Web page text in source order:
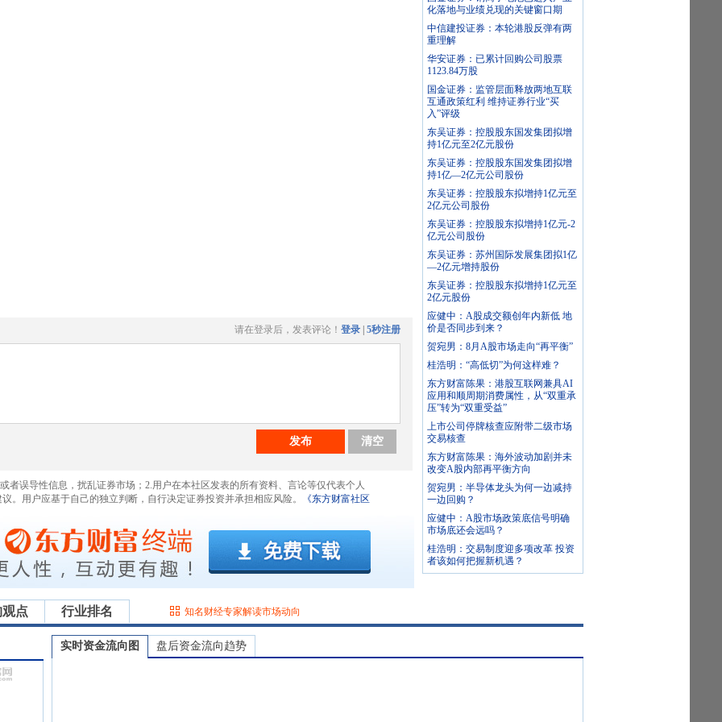
请在登录后，发表评论！ 登录 5秒注册
发布 清空
者误导性信息，扰乱证券市场；2.用户在本社区发表的所有资料、言论等仅代表个人
。用户应基于自己的独立判断，自行决定证券投资并承担相应风险。
《东方财富社区
化落地与业绩兑现的关键窗口期
中信建投证券：本轮港股反弹有两
重理解
华安证券：已累计回购公司股票
1123.84万股
国金证券：监管层面释放两地互联
互通政策红利 维持证券行业“买
入”评级
东吴证券：控股股东国发集团拟增
持1亿元至2亿元股份
东吴证券：控股股东国发集团拟增
持1亿—2亿元公司股份
东吴证券：控股股东拟增持1亿元至
2亿元公司股份
东吴证券：控股股东拟增持1亿元-2
亿元公司股份
东吴证券：苏州国际发展集团拟1亿
—2亿元增持股份
东吴证券：控股股东拟增持1亿元至
2亿元股份
应健中：A股成交额创年内新低 地
价是否同步到来？
贺宛男：8月A股市场走向“再平衡”
桂浩明：“高低切”为何这样难？
东方财富陈果：港股互联网兼具AI
应用和顺周期消费属性，从“双重承
压”转为“双重受益”
上市公司停牌核查应附带二级市场
交易核查
东方财富陈果：海外波动加剧并未
改变A股内部再平衡方向
贺宛男：半导体龙头为何一边减持
一边回购？
应健中：A股市场政策底信号明确
市场底还会远吗？
桂浩明：交易制度迎多项改革 投资
者该如何把握新机遇？
点 行业排名 知名财经专家解读市场动向
实时资金流向图 盘后资金流向趋势